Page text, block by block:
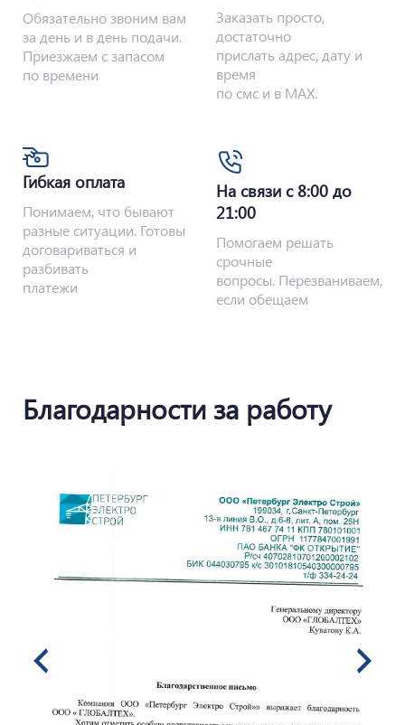
Обязательно звоним вам
за день и в день подачи.
Приезжаем с запасом
по времени
Заказать просто,
достаточно
прислать адрес, дату и
время
по смс и в MAX.
Гибкая оплата
Понимаем, что бывают
разные ситуации. Готовы
договариваться и
разбивать
платежи
На связи с 8:00 до
21:00
Помогаем решать
срочные
вопросы. Перезваниваем,
если обещаем
Благодарности за работу